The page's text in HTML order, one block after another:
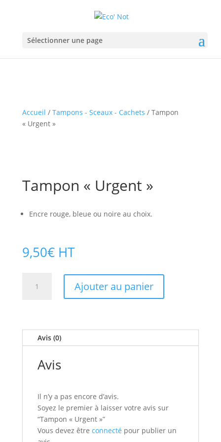
Sélectionner une page
Accueil / Tampons - Sceaux - Cachets / Tampon
« Urgent »
Tampon « Urgent »
Encre rouge, bleue ou noire au choix.
9,50€ HT
Ajouter au panier
Avis (0)
Avis
Il n’y a pas encore d’avis.
Soyez le premier à laisser votre avis sur
“Tampon « Urgent »”
Vous devez être connecté pour publier un